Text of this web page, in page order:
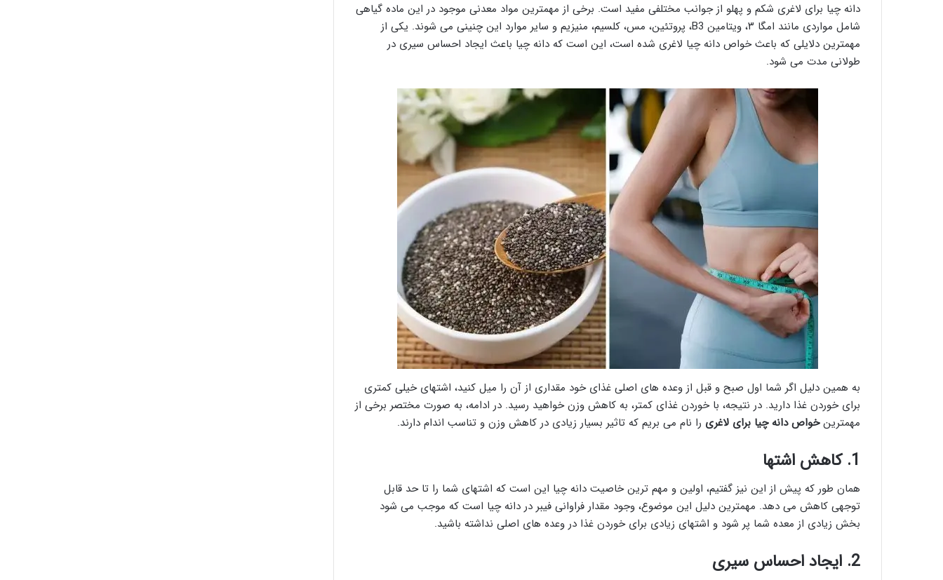
دانه چیا برای لاغری شکم و پهلو از جوانب مختلفی مفید است. برخی از مهمترین مواد معدنی موجود در این ماده گیاهی
شامل مواردی مانند امگا ۳، ویتامین B3، پروتئین، مس، کلسیم، منیزیم و سایر موارد این چنینی می شوند. یکی از
مهمترین دلایلی که باعث خواص دانه چیا لاغری شده است، این است که دانه چیا باعث ایجاد احساس سیری در
طولانی مدت می شود.
به همین دلیل اگر شما اول صبح و قبل از وعده های اصلی غذای خود مقداری از آن را میل کنید، اشتهای خیلی کمتری
برای خوردن غذا دارید. در نتیجه، با خوردن غذای کمتر، به کاهش وزن خواهید رسید. در ادامه، به صورت مختصر برخی از
مهمترینخواص دانه چیا برای لاغری را نام می بریم که تاثیر بسیار زیادی در کاهش وزن و تناسب اندام دارند.
1. کاهش اشتها
همان طور که پیش از این نیز گفتیم، اولین و مهم ترین خاصیت دانه چیا این است که اشتهای شما را تا حد قابل
توجهی کاهش می دهد. مهمترین دلیل این موضوع، وجود مقدار فراوانی فیبر در دانه چیا است که موجب می شود
بخش زیادی از معده شما پر شود و اشتهای زیادی برای خوردن غذا در وعده های اصلی نداشته باشید.
2. ایجاد احساس سیری